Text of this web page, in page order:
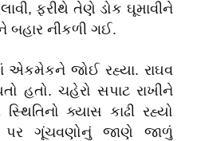
ફરીથે તેણે ડોક ઘૂમાવીને
નીકળી ગઈ.
એકમેકને જોઈ રહ્યા. રાઘવ
હતો. ચહેરો સપાટ રાખીને
ક્યાસ કાઢી રહ્યો
પર ગૂંચવણોનું જાણે જાળું